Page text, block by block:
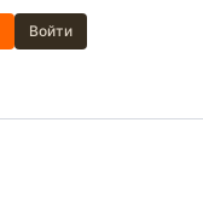
Войти